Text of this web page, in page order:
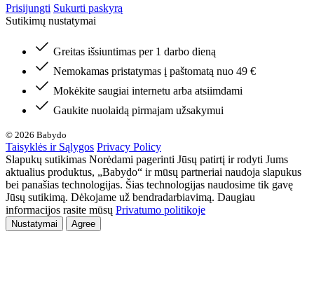
Prisijungti Sukurti paskyrą
Sutikimų nustatymai
Greitas išsiuntimas per 1 darbo dieną
Nemokamas pristatymas į paštomatą nuo 49 €
Mokėkite saugiai internetu arba atsiimdami
Gaukite nuolaidą pirmajam užsakymui
© 2026 Babydo
Taisyklės ir Sąlygos Privacy Policy
Slapukų sutikimas Norėdami pagerinti Jūsų patirtį ir rodyti Jums
aktualius produktus, „Babydo“ ir mūsų partneriai naudoja slapukus
bei panašias technologijas. Šias technologijas naudosime tik gavę
Jūsų sutikimą. Dėkojame už bendradarbiavimą. Daugiau
informacijos rasite mūsų Privatumo politikoje
Nustatymai Agree